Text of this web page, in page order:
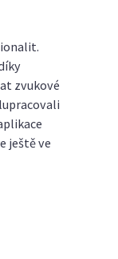
zvukové
ještě ve